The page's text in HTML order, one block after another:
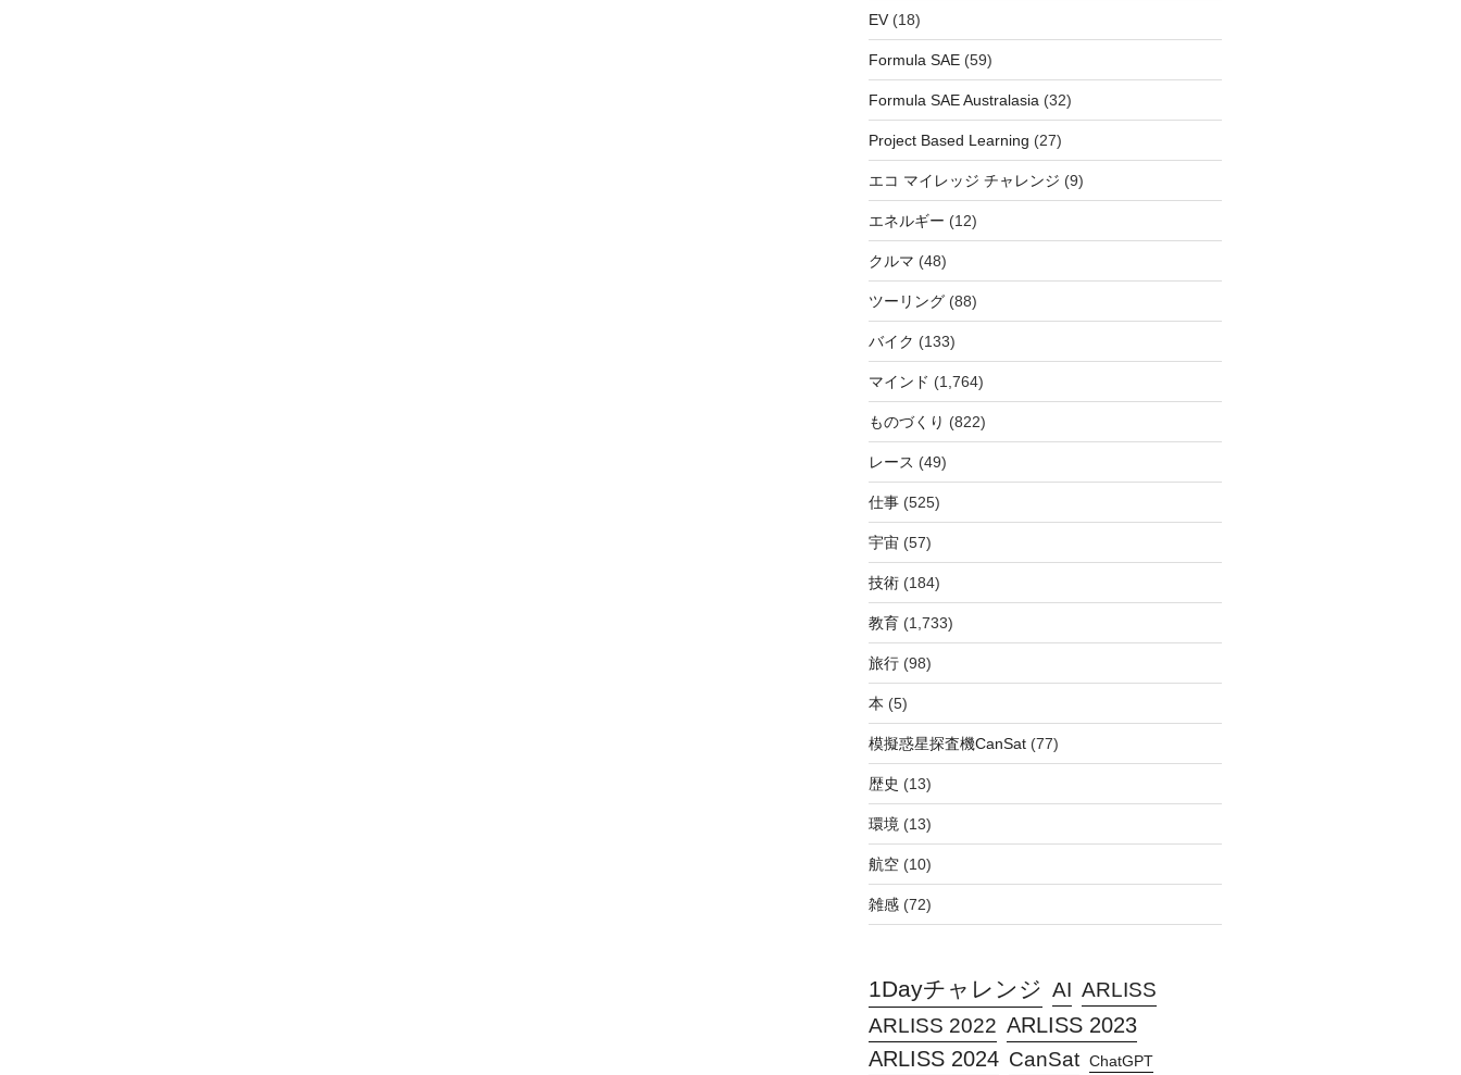
EV(18)
Formula SAE(59)
Formula SAE Australasia(32)
Project Based Learning (27)
エコ マイレッジ チャレンジ (9)
エネルギー (12)
クルマ (48)
ツーリング(88)
バイク (133)
マインド (1,764)
ものづくり (822)
レース (49)
仕事(525)
宇宙(57)
技術(184)
教育(1,733)
旅行(98)
本 (5)
模擬惑星探査機CanSat(77)
歴史 (13)
環境(13)
航空(10)
雑感(72)
1Dayチャレンジ AI ARLISS
ARLISS 2022 ARLISS 2023
ARLISS 2024 CanSat
ChatGPT